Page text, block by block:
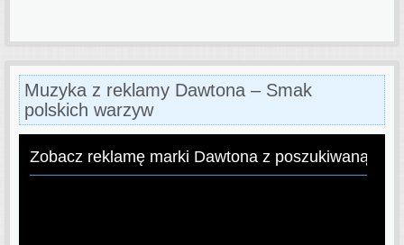
Muzyka z reklamy Dawtona – Smak
polskich warzyw
Zobacz reklamę marki Dawtona z poszukiwaną